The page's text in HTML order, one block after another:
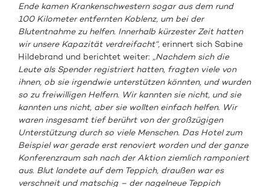
Ende kamen Krankenschwestern sogar aus dem rund
100 Kilometer entfernten Koblenz, um bei der
Blutentnahme zu helfen. Innerhalb kürzester Zeit hatten
wir unsere Kapazität verdreifacht“, erinnert sich Sabine
Hildebrand und berichtet weiter: „Nachdem sich die
Leute als Spender registriert hatten, fragten viele von
ihnen, ob sie irgendwie unterstützen könnten, und wurden
so zu freiwilligen Helfern. Wir kannten sie nicht, und sie
kannten uns nicht, aber sie wollten einfach helfen. Wir
waren insgesamt tief berührt von der großzügigen
Unterstützung durch so viele Menschen. Das Hotel zum
Beispiel war gerade erst renoviert worden und der ganze
Konferenzraum sah nach der Aktion ziemlich ramponiert
aus. Blut landete auf dem Teppich, draußen war es
verschneit und matschig – der nagelneue Teppich